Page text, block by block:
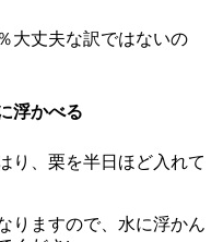
大丈夫な訳ではないの
浮かべる
り、栗を半日ほど入れて
りますので、水に浮かん